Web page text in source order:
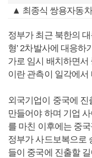
▲ 최종식 쌍용자동
정부가 최근 북한의
형’ 2차발사에 대응하
가로 임시 배치하면서
이란 관측이 일각에서
외국기업이 중국에
만들어야 하며 기업
를 마친 이후에는 중
정부가 사드보복으로
들이 중국에 진출할